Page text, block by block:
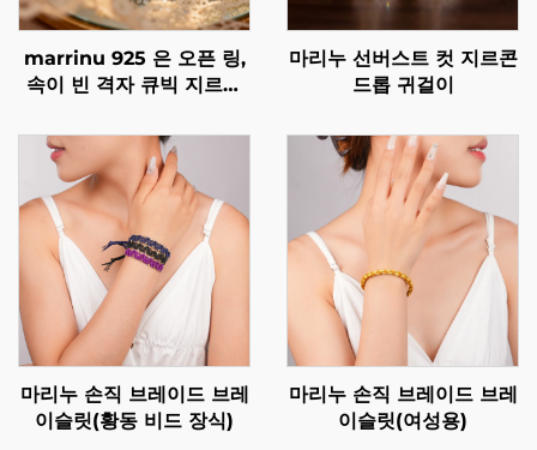
marrinu 925 은 오픈 링,
속이 빈 격자 큐빅 지르코
링, BXRAG001
마리누 선버스트 컷 지르콘
드롭 귀걸이
마리누 손직 브레이드 브레
이슬릿(황동 비드 장식)
마리누 손직 브레이드 브레
이슬릿(여성용)